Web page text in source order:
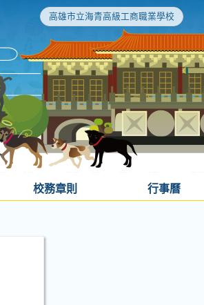
高雄市立海青高級工商職業學校
校務章則 行事曆